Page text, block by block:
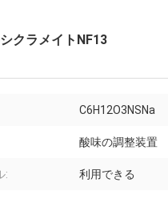
クラメイトNF13
C6H12O3NSNa
酸味の調整装置
: 利用できる